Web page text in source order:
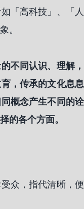
「高科技」、「人
。
不同认识、理解，
，传承的文化息息
概念产生不同的诠
的各个方面。
众，指代清晰，便